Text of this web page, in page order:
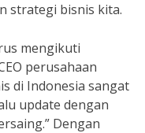
strategi bisnis kita.
mengikuti
perusahaan
di Indonesia sangat
update dengan
Dengan